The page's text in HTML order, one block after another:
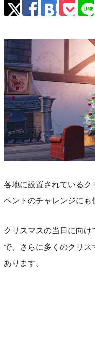
各地に設置されているク
ベントのチャレンジにも
クリスマスの当日に向
で、さらに多くのクリ
あります。